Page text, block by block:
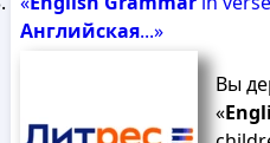
Английская...»
Вы
«